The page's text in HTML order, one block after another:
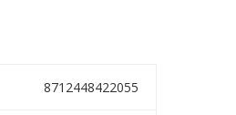
8712448422055